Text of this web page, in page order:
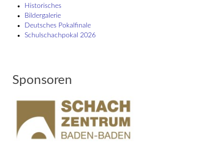
Historisches
Bildergalerie
Deutsches Pokalfinale
Schulschach­pokal 2026
Sponsoren